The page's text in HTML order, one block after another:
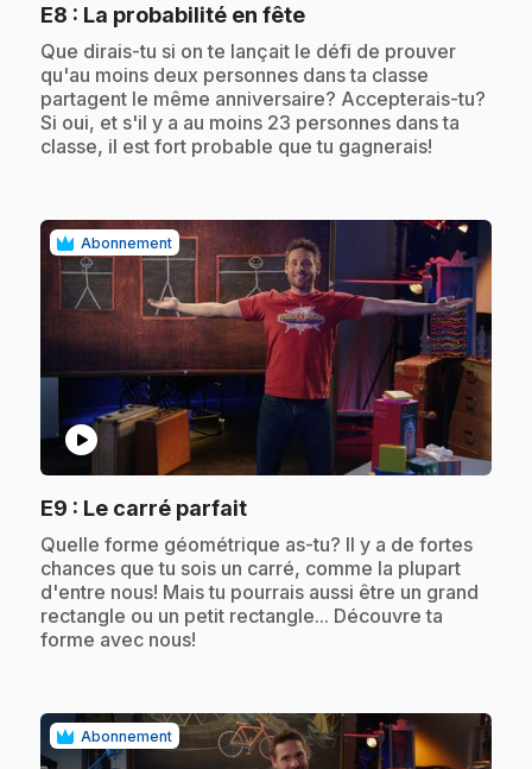
E8 : La probabilité en fête.
.Que dirais-tu si on te lançait le défi de prouver
qu'au moins deux personnes dans ta classe
partagent le même anniversaire? Accepterais-tu?
Si oui, et s'il y a au moins 23 personnes dans ta
classe, il est fort probable que tu gagnerais!
Abonnement
play_circle
E9 : Le carré parfait.
.Quelle forme géométrique as-tu? Il y a de fortes
chances que tu sois un carré, comme la plupart
d'entre nous! Mais tu pourrais aussi être un grand
rectangle ou un petit rectangle... Découvre ta
forme avec nous!
Abonnement